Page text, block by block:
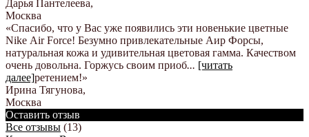
Дарья Пантелеева,
Москва
«Спасибо, что у Вас уже появились эти новенькие цветные
Nike Аir Force! Безумно привлекательные Аир Форсы,
натуральная кожа и удивительная цветовая гамма. Качеством
очень довольна. Горжусь своим приоб... [читать
далее]ретением!»
Ирина Тягунова,
Москва
Оставить отзыв
Все отзывы (13)